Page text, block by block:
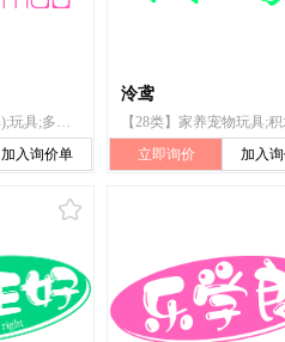
【28类】积木(玩具);玩具;多米诺骨牌;锻炼身体器械;纸牌;棋;体育活动器械;旱冰鞋;(冰刀)冰鞋;运动用球
加入询价单
泠鸢
立即询价
加入